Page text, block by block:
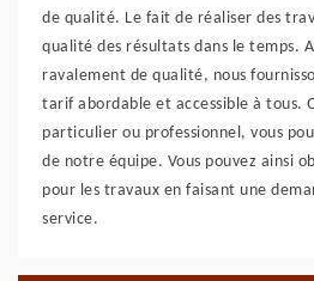
de qualité. Le fait de réaliser des
qualité des résultats dans le temps.
ravalement de qualité, nous
tarif abordable et accessible à tous.
particulier ou professionnel, vous
de notre équipe. Vous pouvez ainsi
pour les travaux en faisant une
service.